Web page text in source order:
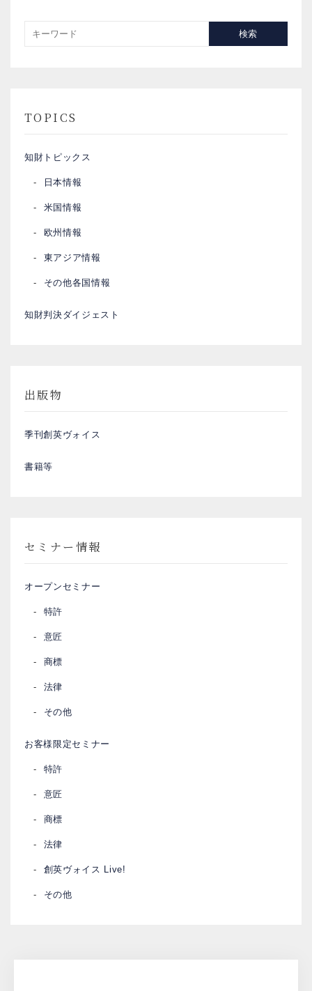
検索
TOPICS
知財トピックス
日本情報
米国情報
欧州情報
東アジア情報
その他各国情報
知財判決ダイジェスト
出版物
季刊創英ヴォイス
書籍等
セミナー情報
オープンセミナー
特許
意匠
商標
法律
その他
お客様限定セミナー
特許
意匠
商標
法律
創英ヴォイス Live!
その他